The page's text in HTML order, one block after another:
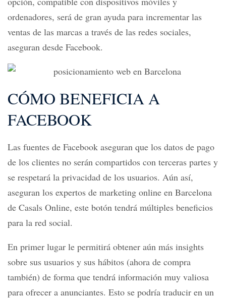
ordenadores, será de gran ayuda para incrementar las
ventas de las marcas a través de las redes sociales,
aseguran desde Facebook.
CÓMO BENEFICIA A
FACEBOOK
Las fuentes de Facebook aseguran que los datos de pago
de los clientes no serán compartidos con terceras partes y
se respetará la privacidad de los usuarios. Aún así,
aseguran los expertos de marketing online en Barcelona
de Casals Online, este botón tendrá múltiples beneficios
para la red social.
En primer lugar le permitirá obtener aún más insights
sobre sus usuarios y sus hábitos (ahora de compra
también) de forma que tendrá información muy valiosa
para ofrecer a anunciantes. Esto se podría traducir en un